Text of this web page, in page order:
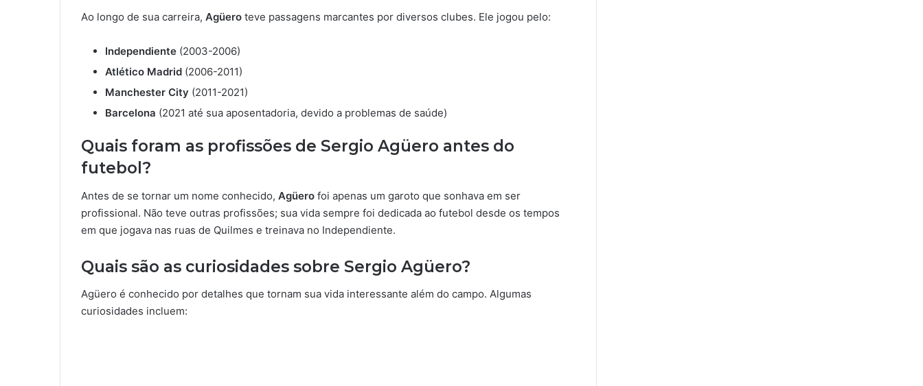
Ao longo de sua carreira, Agüero teve passagens marcantes por diversos clubes. Ele jogou pelo:
Independiente (2003-2006)
Atlético Madrid (2006-2011)
Manchester City (2011-2021)
Barcelona (2021 até sua aposentadoria, devido a problemas de saúde)
Quais foram as profissões de Sergio Agüero antes do
futebol?
Antes de se tornar um nome conhecido, Agüero foi apenas um garoto que sonhava em ser
profissional. Não teve outras profissões; sua vida sempre foi dedicada ao futebol desde os tempos
em que jogava nas ruas de Quilmes e treinava no Independiente.
Quais são as curiosidades sobre Sergio Agüero?
Agüero é conhecido por detalhes que tornam sua vida interessante além do campo. Algumas
curiosidades incluem: